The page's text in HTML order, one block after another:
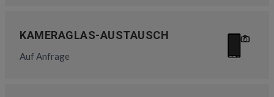
KAMERAGLAS-AUSTAUSCH
Auf Anfrage